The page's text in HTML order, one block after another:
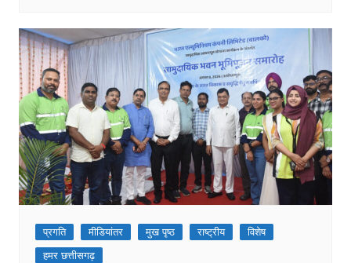
प्रगति मीडियांतर मुख पृष्ठ राष्ट्रीय
विशेष
हमर छत्तीसगढ़